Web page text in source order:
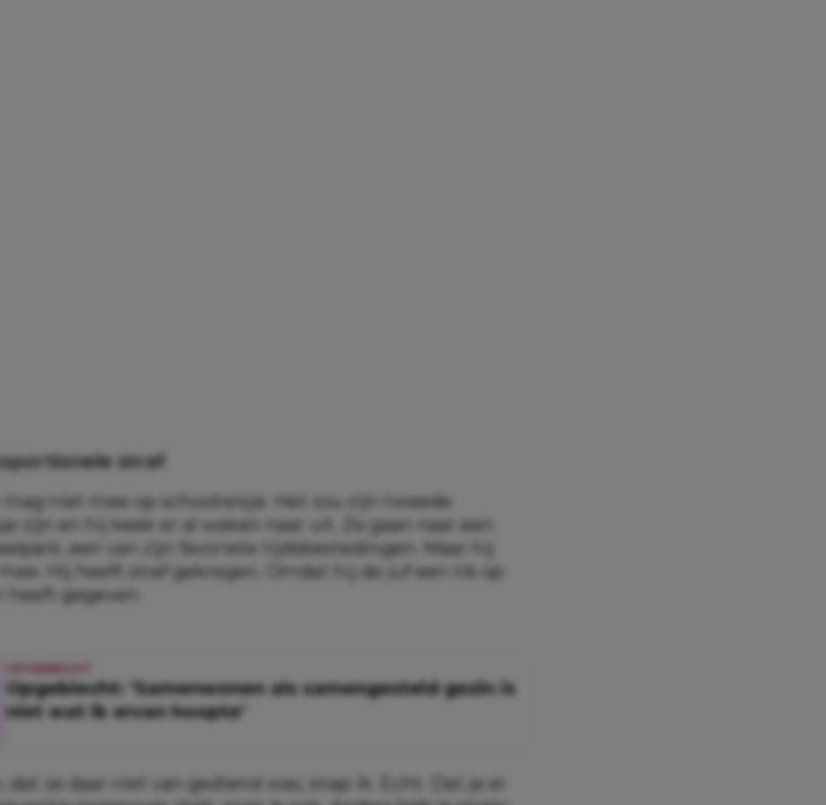
straf
mag niet mee op schoolreisje. Het zou zijn tweede
zijn en hij keek er al weken naar uit. Ze gaan naar een
een van zijn favoriete tijdsbestedingen. Maar hij
Hij heeft straf gekregen. Omdat hij de juf een tik op
heeft gegeven.
OPGEBIECHT
Opgebiecht: ‘Samenwonen als samengesteld gezin is
niet wat ik ervan hoopte’
dat ze daar niet van gediend was, snap ik. Echt. Dat je er